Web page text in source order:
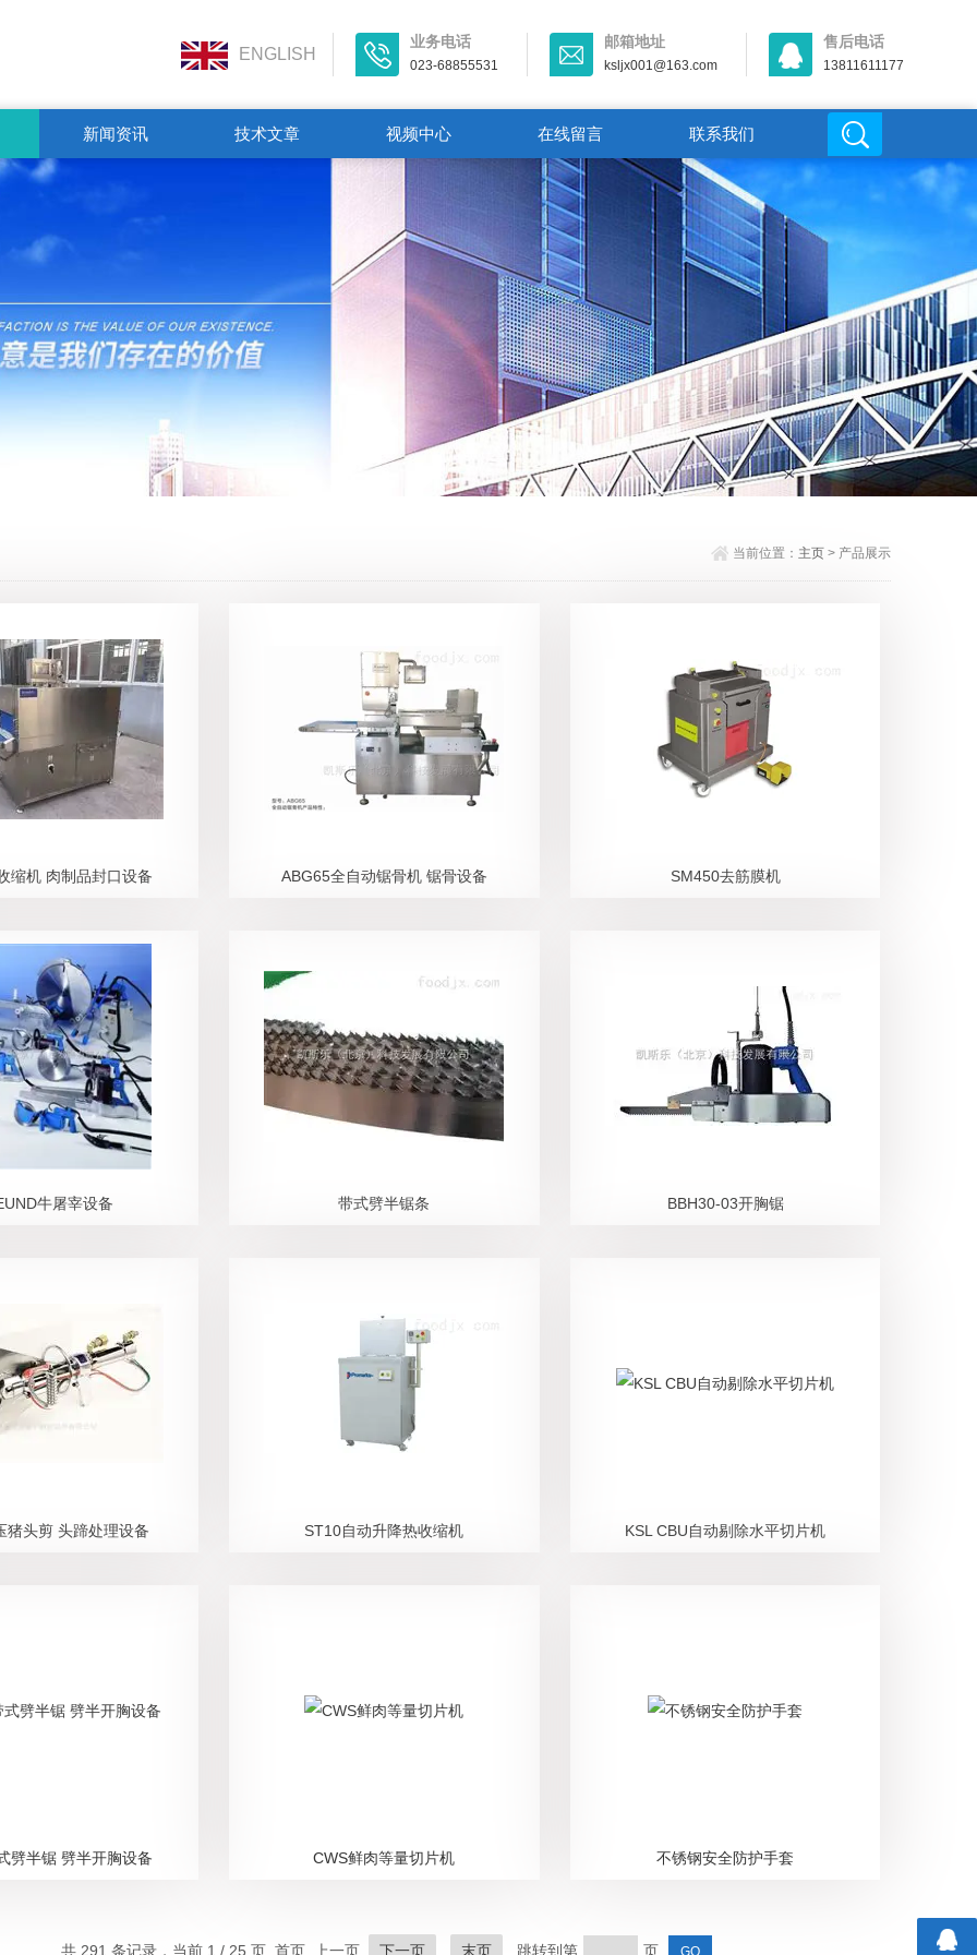
业务电话
023-68855531
邮箱地址
ksljx001@163.com
售后电话
13811611177
ENGLISH
新闻资讯 技术文章 视频中心 在线留言 联系我们
当前位置： 主页> 产品展示
缩机 肉制品封口设备 ABG65全自动锯骨机 锯骨设备 SM450去筋膜机
牛屠宰设备 带式劈半锯条 BBH30-03开胸锯
猪头剪 头蹄处理设备 ST10自动升降热收缩机 KSL CBU自动剔除水平切片机
劈半锯 劈半开胸设备 CWS鲜肉等量切片机 不锈钢安全防护手套
共 291 条记录，当前 1 / 25 页 首页 上一页 下一页 末页 跳转到第 页